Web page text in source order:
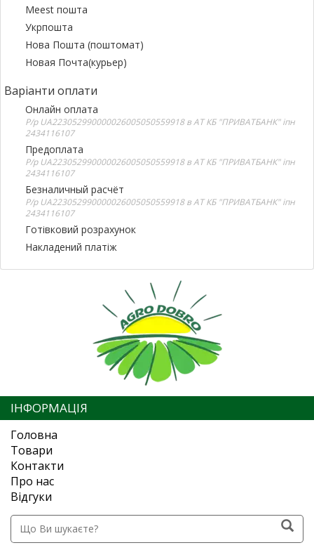
Meest пошта
Укрпошта
Нова Пошта (поштомат)
Новая Почта(курьер)
Варіанти оплати
Онлайн оплата
Р/р UA223052990000026005050559918 в АТ КБ "ПРИВАТБАНК" іпн
2434116107
Предоплата
Р/р UA223052990000026005050559918 в АТ КБ "ПРИВАТБАНК" іпн
2434116107
Безналичный расчёт
Р/р UA223052990000026005050559918 в АТ КБ "ПРИВАТБАНК" іпн
2434116107
Готівковий розрахунок
Накладений платіж
ІНФОРМАЦІЯ
Головна
Товари
Контакти
Про нас
Відгуки